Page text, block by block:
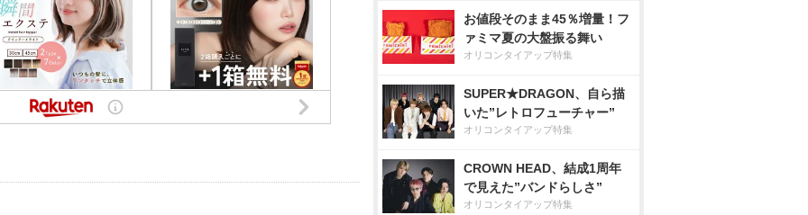
お値段そのまま45％増量！フ
ァミマ夏の大盤振る舞い
オリコンタイアップ特集
SUPER★DRAGON、自ら描
いた”レトロフューチャー”
オリコンタイアップ特集
CROWN HEAD、結成1周年
で見えた”バンドらしさ”
オリコンタイアップ特集